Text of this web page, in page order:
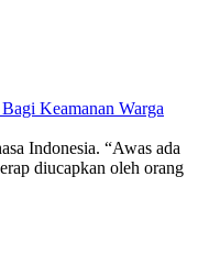
Keamanan Warga
Indonesia. “Awas ada
diucapkan oleh orang